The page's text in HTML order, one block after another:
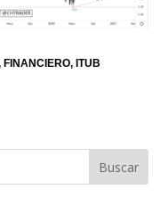
FINANCIERO ITUB